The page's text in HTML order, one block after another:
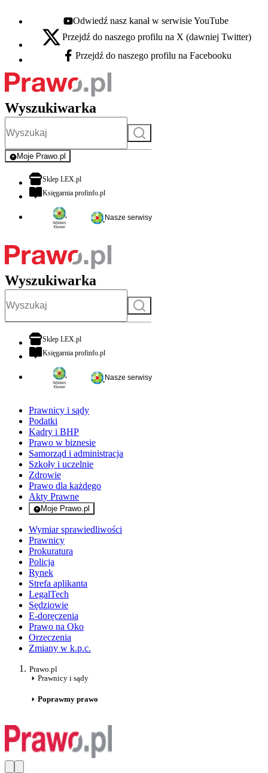
Youtube - otwiera się w nowej karcie
Odwiedź nasz kanał w serwisie YouTube
X - otwiera się w nowej karcie
Przejdź do naszego profilu na X (dawniej Twitter)
Facebook - otwiera się w nowej karcie
Przejdź do naszego profilu na Facebooku
Wyszukiwarka
Szukaj
Moje Prawo.pl
- rejestracja i logowanie do serwisu
Sklep LEX.plotwiera się w nowej karcie
Księgarnia profinfo.plotwiera się w nowej karcie
Nasze serwisy
Wyszukiwarka
Szukaj
Sklep LEX.plotwiera się w nowej karcie
Księgarnia profinfo.plotwiera się w nowej karcie
Nasze serwisy
Prawnicy i sądy
Podatki
Kadry i BHP
Prawo w biznesie
Samorząd i administracja
Szkoły i uczelnie
Zdrowie
Prawo dla każdego
Akty Prawne
Moje Prawo.pl
- rejestracja i logowanie do serwisu
Wymiar sprawiedliwości
Prawnicy
Prokuratura
Policja
Rynek
Strefa aplikanta
LegalTech
Sędziowie
E-doręczenia
Prawo na Oko
Orzeczenia
Zmiany w k.p.c.
Prawo.pl
Prawnicy i sądy
Poprawmy prawo